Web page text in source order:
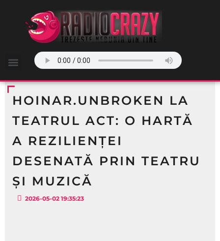
HOINAR.UNBROKEN LA
TEATRUL ACT: O HARTĂ
A REZILIENȚEI
DESENATĂ PRIN TEATRU
ȘI MUZICĂ
2026-05-02 19:35:23